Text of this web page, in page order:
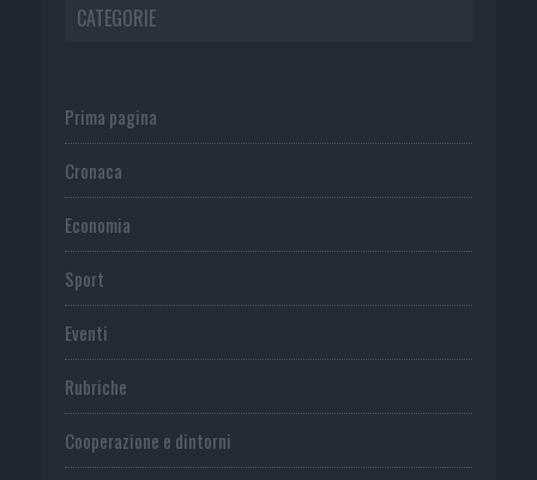
CATEGORIE
Prima pagina
Cronaca
Economia
Sport
Eventi
Rubriche
Cooperazione e dintorni